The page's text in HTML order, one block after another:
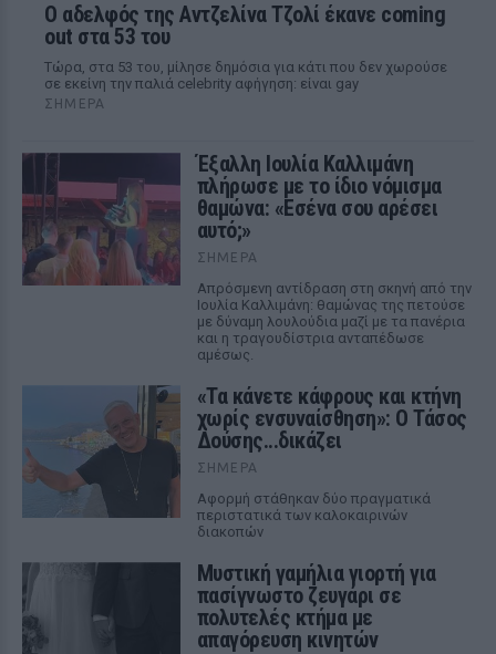
Ο αδελφός της Αντζελίνα Τζολί έκανε coming
out στα 53 του
Τώρα, στα 53 του, μίλησε δημόσια για κάτι που δεν χωρούσε
σε εκείνη την παλιά celebrity αφήγηση: είναι gay
ΣΉΜΕΡΑ
Έξαλλη Ιουλία Καλλιμάνη
πλήρωσε με το ίδιο νόμισμα
θαμώνα: «Εσένα σου αρέσει
αυτό;»
ΣΉΜΕΡΑ
Απρόσμενη αντίδραση στη σκηνή από την
Ιουλία Καλλιμάνη: θαμώνας της πετούσε
με δύναμη λουλούδια μαζί με τα πανέρια
και η τραγουδίστρια ανταπέδωσε
αμέσως.
«Τα κάνετε κάφρους και κτήνη
χωρίς ενσυναίσθηση»: Ο Τάσος
Δούσης...δικάζει
ΣΉΜΕΡΑ
Αφορμή στάθηκαν δύο πραγματικά
περιστατικά των καλοκαιρινών
διακοπών
Μυστική γαμήλια γιορτή για
πασίγνωστο ζευγάρι σε
πολυτελές κτήμα με
απαγόρευση κινητών